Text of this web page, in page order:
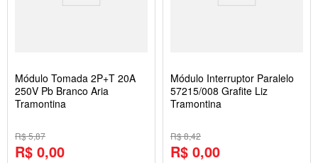
Módulo Tomada 2P+T 20A
250V Pb Branco Aria
Tramontina
R$ 5,87
R$ 0,00
Módulo Interruptor Paralelo
57215/008 Grafite Liz
Tramontina
R$ 8,42
R$ 0,00